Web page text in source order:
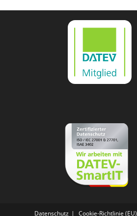
Datenschutz Cookie-Richtlinie (EU)